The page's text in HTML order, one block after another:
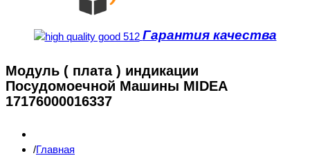
Гарантия качества
Модуль ( плата ) индикации
Посудомоечной Машины MIDEA
17176000016337
Главная